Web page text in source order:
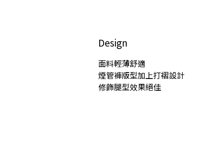
Design
面料輕薄舒適
煙管褲版型加上打褶設計
修飾腿型效果絕佳